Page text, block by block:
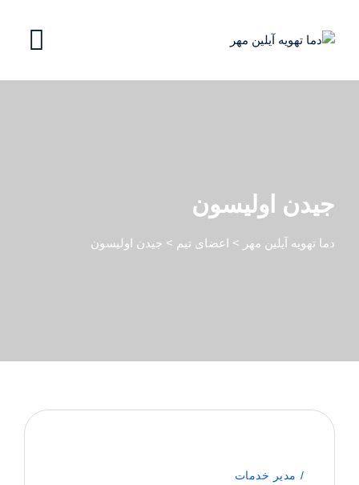
جیدن اولیسون
دما تهویه آیلین مهر > اعضای تیم > جیدن اولیسون
مدیر خدمات